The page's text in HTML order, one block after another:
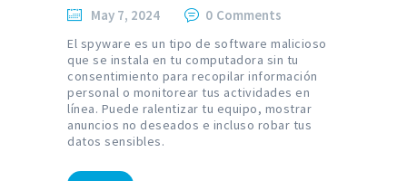
May 7, 2024 0 Comments
El spyware es un tipo de software malicioso
que se instala en tu computadora sin tu
consentimiento para recopilar información
personal o monitorear tus actividades en
línea. Puede ralentizar tu equipo, mostrar
anuncios no deseados e incluso robar tus
datos sensibles.